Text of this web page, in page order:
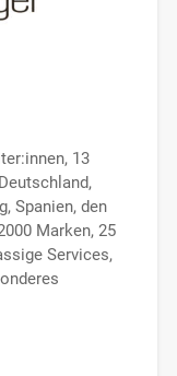
13
Spanien, den
Marken, 25
Services,